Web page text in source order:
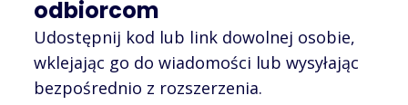
odbiorcom
Udostępnij kod lub link dowolnej osobie,
wklejając go do wiadomości lub wysyłając
bezpośrednio z rozszerzenia.